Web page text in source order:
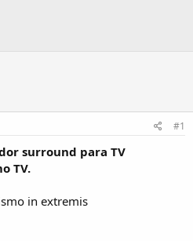
#1
surround para TV
TV.
in extremis